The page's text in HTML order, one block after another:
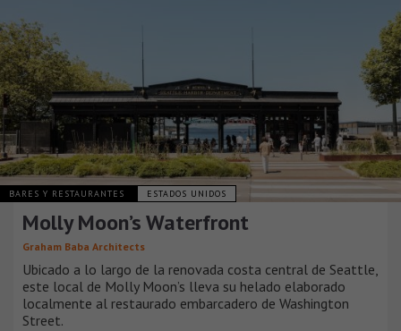
BARES Y RESTAURANTES ESTADOS UNIDOS
Molly Moon’s Waterfront
Graham Baba Architects
Ubicado a lo largo de la renovada costa central de Seattle,
este local de Molly Moon’s lleva su helado elaborado
localmente al restaurado embarcadero de Washington
Street.